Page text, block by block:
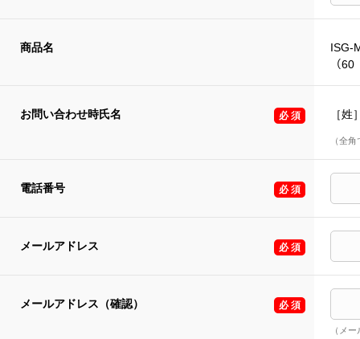
商品名
ISG-
（
お問い合わせ時氏名 ［姓
（全
電話番号
メールアドレス
メールアドレス（確認）
（メ